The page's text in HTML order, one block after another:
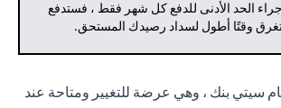
الحد الأدنى للدفع كل شهر فقط ، فستدفع
وقتًا أطول لسداد رصيدك المستحق.
سيتي بنك ، وهي عرضة للتغيير ومتاحة عند